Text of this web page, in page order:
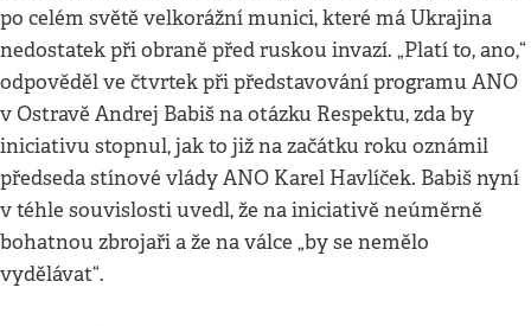
po celém světě velkorážní munici, které má Ukrajina
nedostatek při obraně před ruskou invazí. „Platí to, ano,“
odpověděl ve čtvrtek při představování programu ANO
v Ostravě Andrej Babiš na otázku Respektu, zda by
iniciativu stopnul, jak to již na začátku roku oznámil
předseda stínové vlády ANO Karel Havlíček. Babiš nyní
v téhle souvislosti uvedl, že na iniciativě neúměrně
bohatnou zbrojaři a že na válce „by se nemělo
vydělávat“.